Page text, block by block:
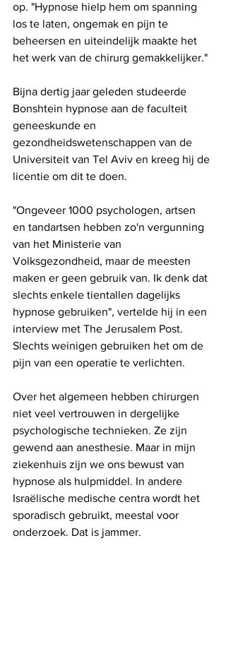
op. "Hypnose hielp hem om spanning
los te laten, ongemak en pijn te
beheersen en uiteindelijk maakte het
het werk van de chirurg gemakkelijker."
Bijna dertig jaar geleden studeerde
Bonshtein hypnose aan de faculteit
geneeskunde en
gezondheidswetenschappen van de
Universiteit van Tel Aviv en kreeg hij de
licentie om dit te doen.
"Ongeveer 1000 psychologen, artsen
en tandartsen hebben zo'n vergunning
van het Ministerie van
Volksgezondheid, maar de meesten
maken er geen gebruik van. Ik denk dat
slechts enkele tientallen dagelijks
hypnose gebruiken", vertelde hij in een
interview met The Jerusalem Post.
Slechts weinigen gebruiken het om de
pijn van een operatie te verlichten.
Over het algemeen hebben chirurgen
niet veel vertrouwen in dergelijke
psychologische technieken. Ze zijn
gewend aan anesthesie. Maar in mijn
ziekenhuis zijn we ons bewust van
hypnose als hulpmiddel. In andere
Israëlische medische centra wordt het
sporadisch gebruikt, meestal voor
onderzoek. Dat is jammer.